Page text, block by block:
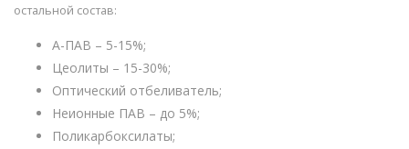
остальной состав:
А-ПАВ – 5-15%;
Цеолиты – 15-30%;
Оптический отбеливатель;
Неионные ПАВ – до 5%;
Поликарбоксилаты;